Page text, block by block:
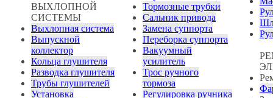
ВЫХЛОПНОЙ
СИСТЕМЫ
Выхлопная система
Выпускной
коллектор
Кольца глушителя
Разводка глушителя
Трубы глушителей
Установка
Тормозные трубки
Сальник привода
Замена суппорта
Переборка суппорта
Вакуумный
усилитель
Трос ручного
тормоза
Регулировка ручника